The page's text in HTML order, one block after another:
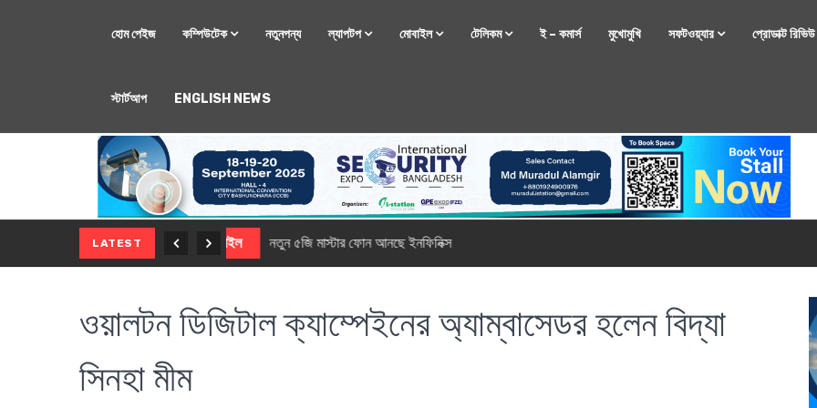
হোম পেইজ কম্পিউটেক নতুনপন্য ল্যাপটপ মোবাইল টেলিকম ই – কমার্স মুখোমুখি সফটওয়্যার প্রোডাক্ট রিভিউ
স্টার্টআপ ENGLISH NEWS
LATEST মোবাইল নতুন সি-সিরিজ স্মার্টফোন নিয়ে আসছে রিয়েলমি
ওয়ালটন ডিজিটাল ক্যাম্পেইনের অ্যাম্বাসেডর হলেন বিদ্যা
সিনহা মীম